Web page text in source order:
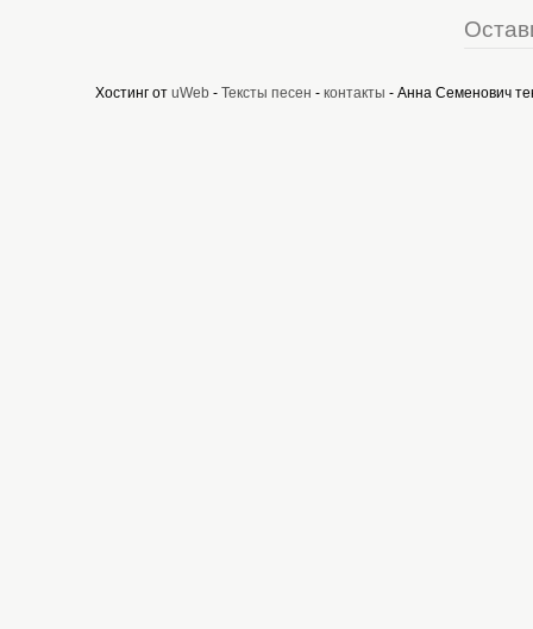
Хостинг от uWeb - Тексты песен - контакты - Анна Семенович